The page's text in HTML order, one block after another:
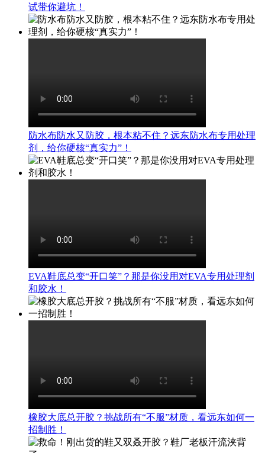
试带你避坑！
防水布防水又防胶，根本粘不住？远东防水布专用处理
剂，给你硬核“真实力”！
EVA鞋底总变“开口笑”？那是你没用对EVA专用处理剂
和胶水！
橡胶大底总开胶？挑战所有“不服”材质，看远东如何一
招制胜！